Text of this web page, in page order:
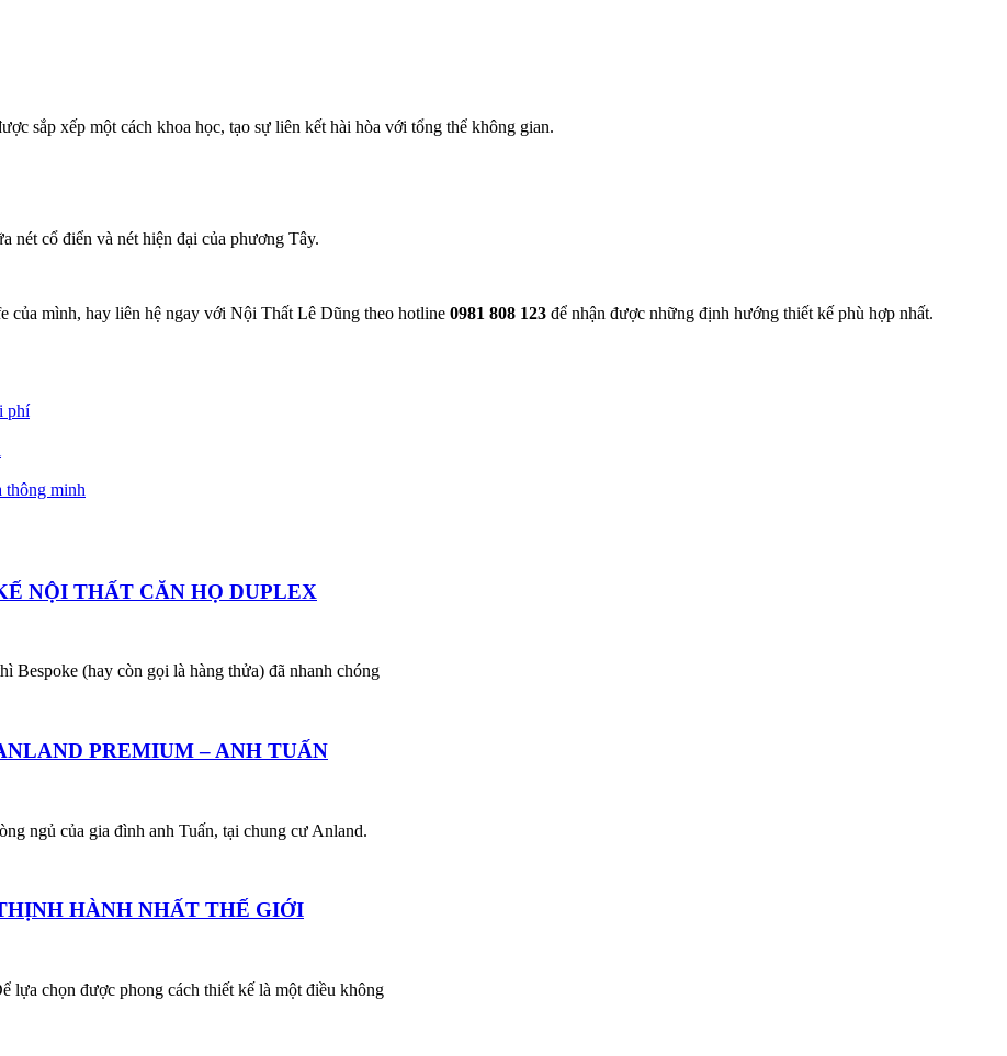
sắp xếp một cách khoa học, tạo sự liên kết hài hòa với tổng thể không gian.
nét cổ điển và nét hiện đại của phương Tây.
của mình, hay liên hệ ngay với Nội Thất Lê Dũng theo hotline 0981 808 123 để nhận được những định hướng thiết kế phù hợp nhất.
phí
thông minh
NỘI THẤT CĂN HỌ DUPLEX
Bespoke (hay còn gọi là hàng thửa) đã nhanh chóng
PREMIUM – ANH TUẤN
ngủ của gia đình anh Tuấn, tại chung cư Anland.
HÀNH NHẤT THẾ GIỚI
lựa chọn được phong cách thiết kế là một điều không